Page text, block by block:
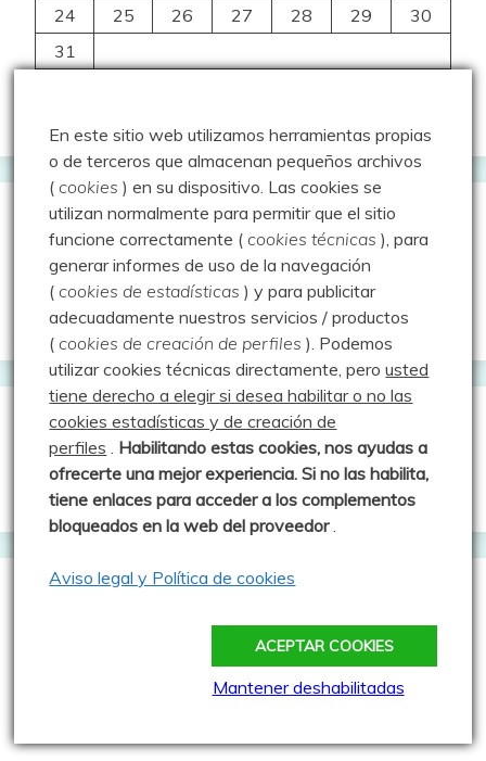
24
25 26 27 28 29
30
31
Rutas por fecha
Rutas
por
fecha
Categorías
Valle Ciego y Puente del
Diablo – 02.09.25
En este sitio web utilizamos herramientas propias
o de terceros que almacenan pequeños archivos
(cookies ) en su dispositivo. Las cookies se
utilizan normalmente para permitir que el sitio
funcione correctamente (cookies técnicas ), para
generar informes de uso de la navegación
(cookies de estadísticas ) y para publicitar
adecuadamente nuestros servicios / productos
(cookies de creación de perfiles ). Podemos
utilizar cookies técnicas directamente, perousted
tiene derecho a elegir si desea habilitar o no las
cookies estadísticas y de creación de
perfiles . Habilitando estas cookies, nos ayudas a
ofrecerte una mejor experiencia. Si no las habilita,
tiene enlaces para acceder a los complementos
bloqueados en la web del proveedor.
Aviso legal y Política de cookies
ACEPTAR COOKIES
Mantener deshabilitadas